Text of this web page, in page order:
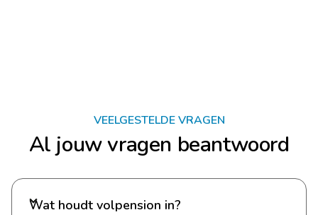
VEELGESTELDE VRAGEN
Al jouw vragen beantwoord
Wat houdt volpension in?